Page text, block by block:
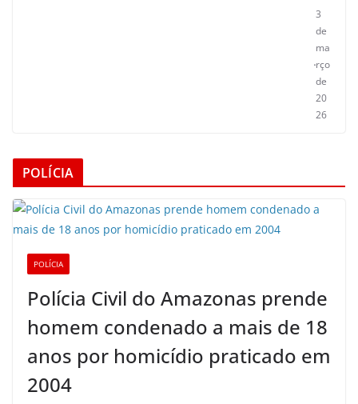
3
de
ma
rço
de
20
26
POLÍCIA
POLÍCIA
Polícia Civil do Amazonas prende
homem condenado a mais de 18
anos por homicídio praticado em
2004